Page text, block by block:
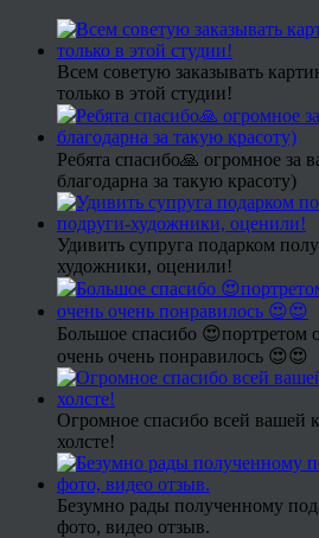
Всем советую заказывать
только в этой студии!
Ребята спасибо🙏 огромное за
благодарна за такую красоту)
Удивить супруга подарком
художники, оценили!
Большое спасибо 😍портретом
очень очень понравилось 😍😍
Огромное спасибо всей вашей
холсте!
Безумно рады полученному
фото, видео отзыв.